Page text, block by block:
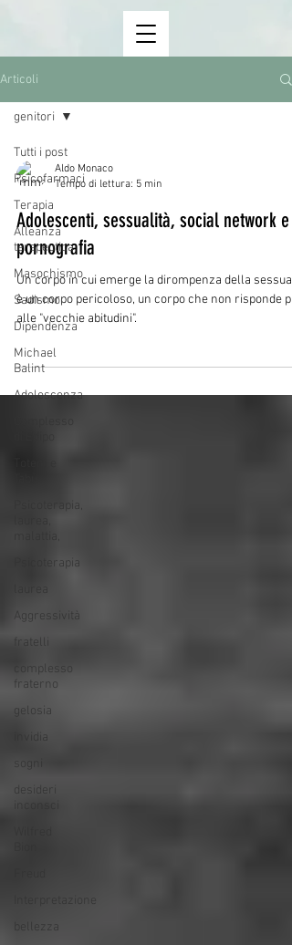
Articoli
Tutti i post
Psicofarmaci
Terapia
Alleanza
terapeutica
Masochismo
Sadismo
Dipendenza
Michael
Balint
Adolescenza
Psicoterapia,
Psicoterapia
Aggressività
fratelli
complesso
fraterno
gelosia
invidia
desideri
Interpretazione
bellezza
genitori
Aldo Monaco
Tempo di lettura: 5 min
Adolescenti, sessualità, social network e
pornografia
Un corpo in cui emerge la dirompenza della
è un corpo pericoloso, un corpo che non risponde più
alle "vecchie abitudini".